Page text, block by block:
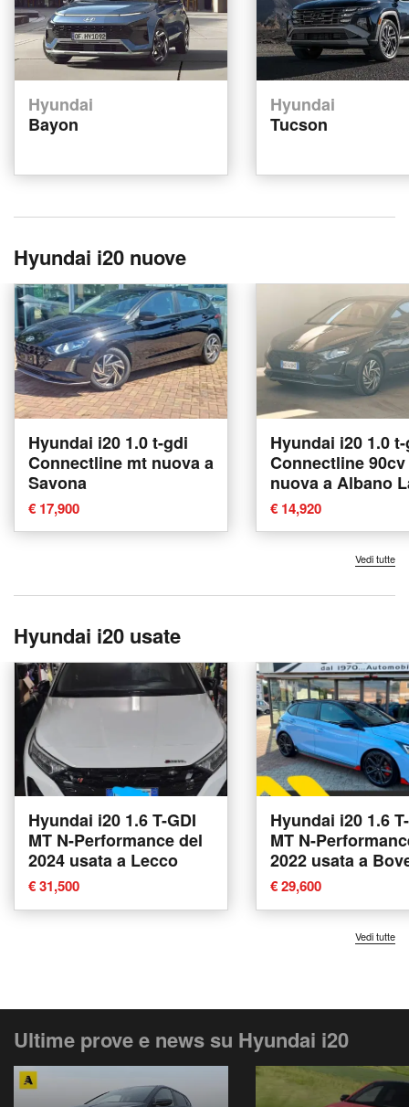
Hyundai
Bayon
Hyundai
Tucson
Hyundai i20 nuove
Hyundai i20 1.0 t-gdi
Connectline mt nuova a
Savona
€ 17,900
Hyundai i20 1.0
Connectline
nuova a Albano
€ 14,920
Vedi tutte
Hyundai i20 usate
Hyundai i20 1.6 T-GDI
MT N-Performance del
2024 usata a Lecco
€ 31,500
Hyundai i20 1.6
MT N-
2022 usata a
€ 29,600
Vedi tutte
Ultime prove e news su Hyundai i20